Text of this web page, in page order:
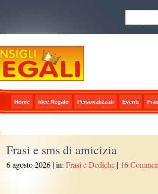
Home Idee Regalo Personalizzati Eventi
Frasi e sms di amicizia
6 agosto 2026 | in:Frasi e Dediche | 16